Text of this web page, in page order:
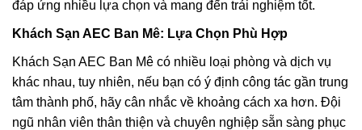
đáp ứng nhiều lựa chọn và mang đến trải nghiệm tốt.
Khách Sạn AEC Ban Mê: Lựa Chọn Phù Hợp
Khách Sạn AEC Ban Mê có nhiều loại phòng và dịch vụ
khác nhau, tuy nhiên, nếu bạn có ý định công tác gần trung
tâm thành phố, hãy cân nhắc về khoảng cách xa hơn. Đội
ngũ nhân viên thân thiện và chuyên nghiệp sẵn sàng phục